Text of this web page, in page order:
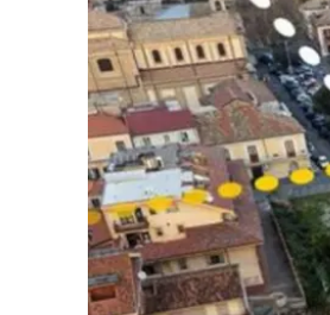
Streaming
Lac Network